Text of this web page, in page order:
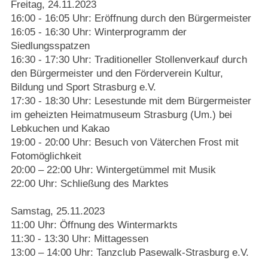
Freitag, 24.11.2023
16:00 - 16:05 Uhr: Eröffnung durch den Bürgermeister
16:05 - 16:30 Uhr: Winterprogramm der
Siedlungsspatzen
16:30 - 17:30 Uhr: Traditioneller Stollenverkauf durch
den Bürgermeister und den Förderverein Kultur,
Bildung und Sport Strasburg e.V.
17:30 - 18:30 Uhr: Lesestunde mit dem Bürgermeister
im geheizten Heimatmuseum Strasburg (Um.) bei
Lebkuchen und Kakao
19:00 - 20:00 Uhr: Besuch von Väterchen Frost mit
Fotomöglichkeit
20:00 – 22:00 Uhr: Wintergetümmel mit Musik
22:00 Uhr: Schließung des Marktes
Samstag, 25.11.2023
11:00 Uhr: Öffnung des Wintermarkts
11:30 - 13:30 Uhr: Mittagessen
13:00 – 14:00 Uhr: Tanzclub Pasewalk-Strasburg e.V.